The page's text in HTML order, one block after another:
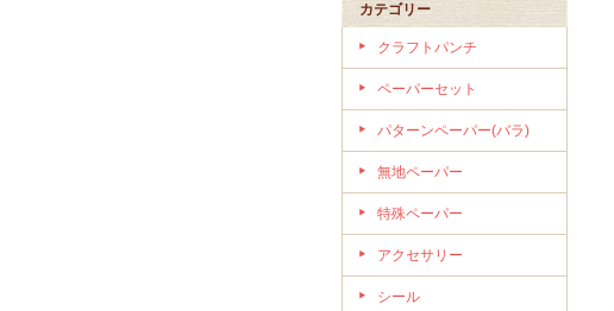
カテゴリー
クラフトパンチ
ペーパーセット
パターンペーパー(バラ)
無地ペーパー
特殊ペーパー
アクセサリー
シール